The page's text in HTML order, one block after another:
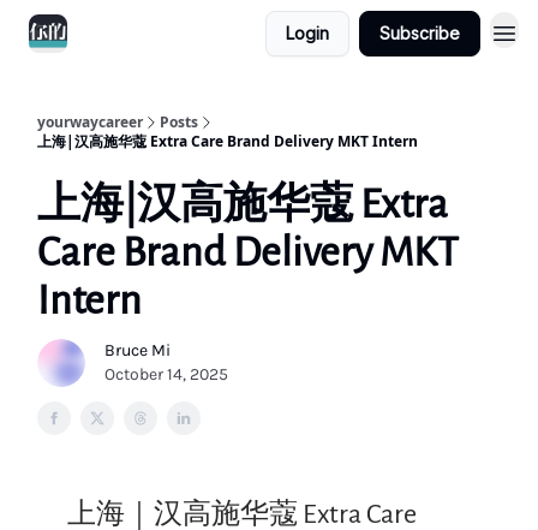
Login Subscribe
yourwaycareer
Posts
上海|汉高施华蔻 Extra Care Brand Delivery MKT Intern
上海|汉高施华蔻 Extra
Care Brand Delivery MKT
Intern
Bruce Mi
October 14, 2025
上海｜汉高施华蔻 Extra Care